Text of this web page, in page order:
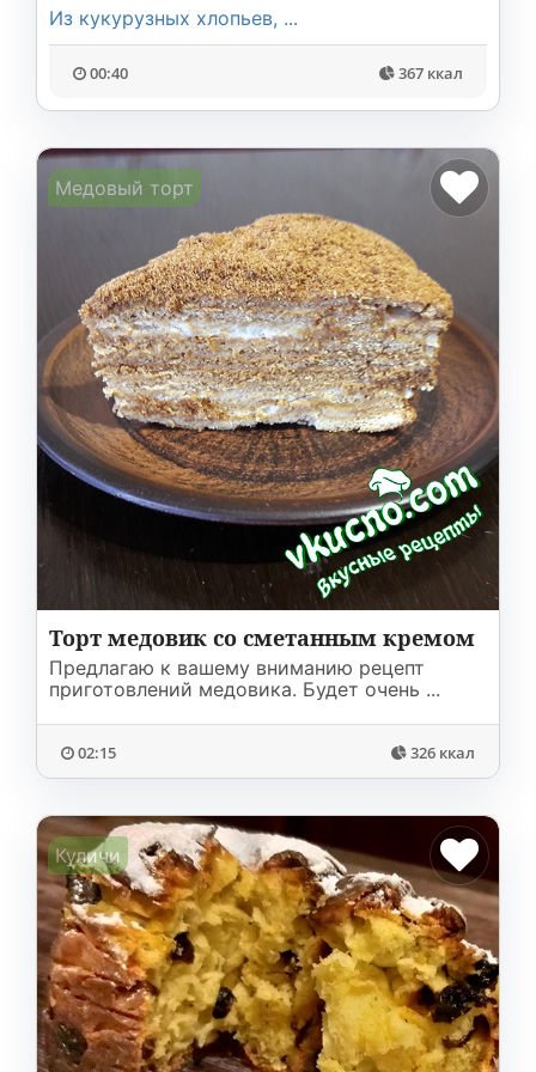
Из кукурузных хлопьев, ...
00:40 367 ккал
Медовый торт
Торт медовик со сметанным кремом
Предлагаю к вашему вниманию рецепт
приготовлений медовика. Будет очень ...
02:15 326 ккал
Куличи